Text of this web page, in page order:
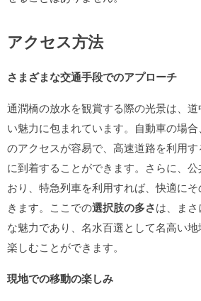
アクセス方法
さまざまな交通手段でのアプローチ
通潤橋の放水を観賞する際の光景は、
い魅力に包まれています。自動車の場
のアクセスが容易で、高速道路を利用
に到着することができます。さらに、
おり、特急列車を利用すれば、快適に
きます。ここでの選択肢の多さは、ま
な魅力であり、名水百選として名高い
楽しむことができます。
現地での移動の楽しみ